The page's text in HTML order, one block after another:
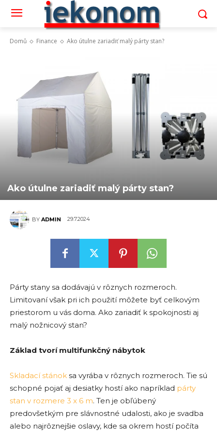
Domů Finance Ako útulne zariadiť malý párty stan?
Ako útulne zariadiť malý párty stan?
BY ADMIN 29.7.2024
Párty stany sa dodávajú v rôznych rozmeroch.
Limitovaní však pri ich použití môžete byť celkovým
priestorom u vás doma. Ako zariadiť k spokojnosti aj
malý nožnicový stan?
Základ tvorí multifunkčný nábytok
Skladací stánok sa vyrába v rôznych rozmeroch. Tie sú
schopné pojať aj desiatky hostí ako napríklad párty
stan v rozmere 3 x 6 m. Ten je obľúbený
predovšetkým pre slávnostné udalosti, ako je svadba
alebo najrôznejšie oslavy, kde sa okrem hostí počíta